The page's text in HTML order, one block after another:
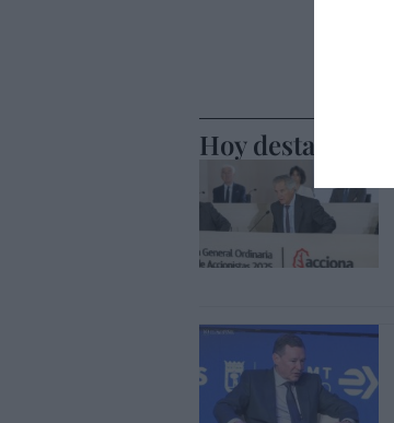
Hoy destacamos